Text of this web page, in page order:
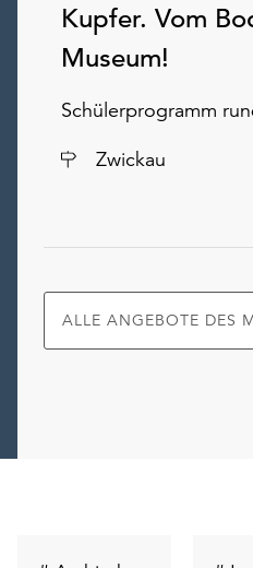
Kupfer. Vom
Museum!
Schülerprogramm
Ort
Zwickau
ALLE ANGEBOTE DES